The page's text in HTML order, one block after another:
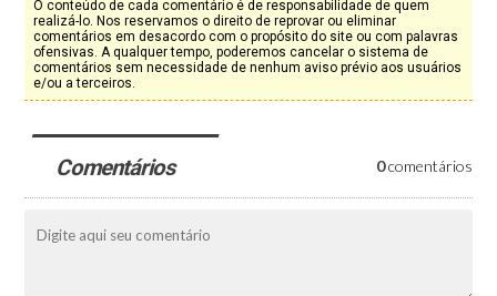
O conteúdo de cada comentário é de responsabilidade de quem
realizá-lo. Nos reservamos o direito de reprovar ou eliminar
comentários em desacordo com o propósito do site ou com palavras
ofensivas. A qualquer tempo, poderemos cancelar o sistema de
comentários sem necessidade de nenhum aviso prévio aos usuários
e/ou a terceiros.
Comentários 0comentários